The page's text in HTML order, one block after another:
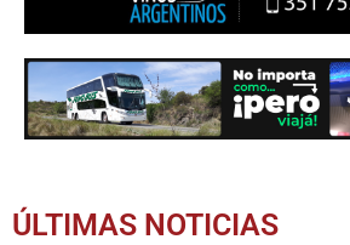
ÚLTIMAS NOTICIAS